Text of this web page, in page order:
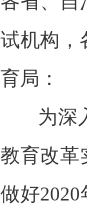
试机构，
育局：
为深入
教育改革
做好